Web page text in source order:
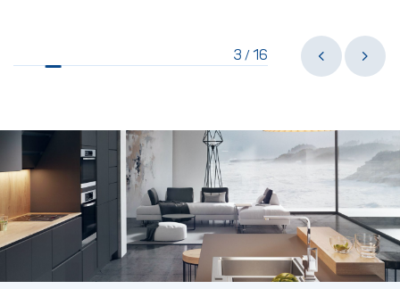
3 /16